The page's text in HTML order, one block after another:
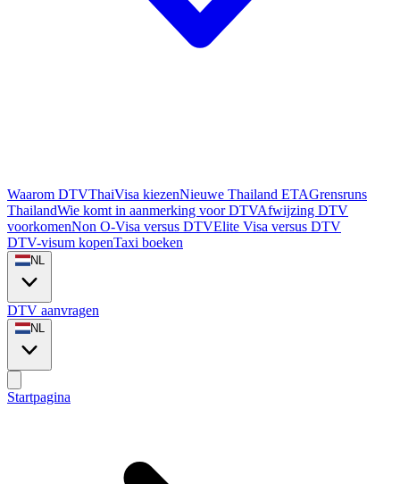
Waarom DTVThaiVisa kiezenNieuwe Thailand ETAGrensruns
ThailandWie komt in aanmerking voor DTVAfwijzing DTV
voorkomenNon O-Visa versus DTVElite Visa versus DTV
DTV-visum kopenTaxi boeken
NL
DTV aanvragen
NL
Startpagina